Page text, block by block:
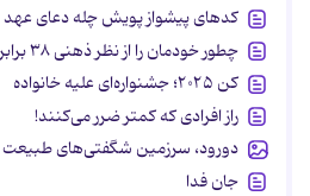
کدهای پیشواز پویش چله دعای عهد
چطور خودمان را از نظر ذهنی ۳۸ برابر قوی‌تر کنیم؟
کن ۲۰۲۵؛ جشنواره‌ای علیه خانواده
راز افرادی که کمتر ضرر می‌کنند!
دورود، سرزمین شگفتی‌های طبیعت
جان فدا